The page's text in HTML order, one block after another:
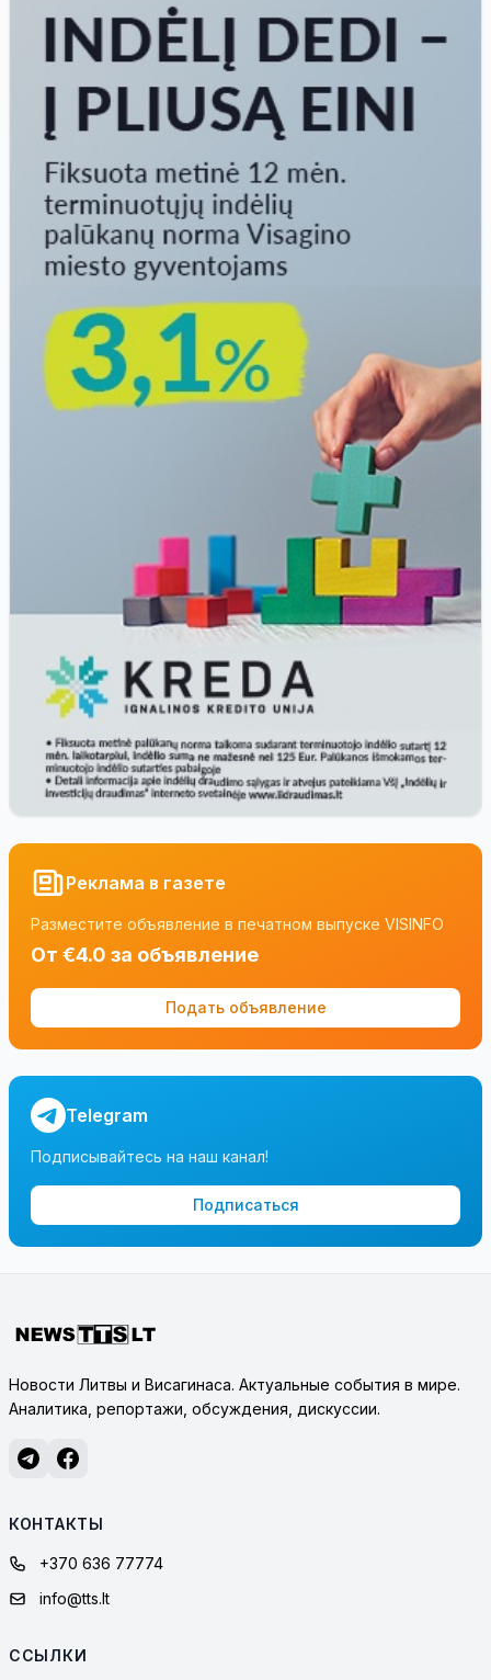
Реклама в газете
Разместите объявление в печатном выпуске VISINFO
От €4.0 за объявление
Подать объявление
Telegram
Подписывайтесь на наш канал!
Подписаться
Новости Литвы и Висагинаса. Актуальные события в мире.
Аналитика, репортажи, обсуждения, дискуссии.
КОНТАКТЫ
+370 636 77774
info@tts.lt
ССЫЛКИ